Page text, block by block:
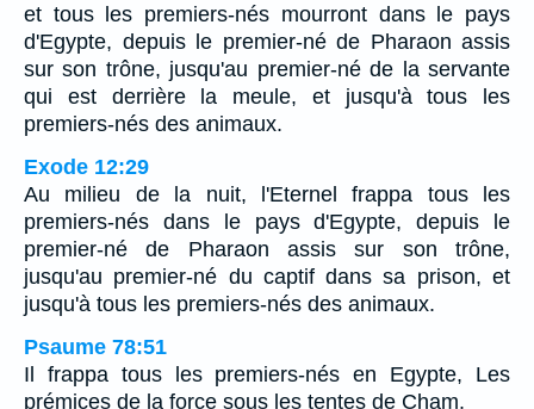
et tous les premiers-nés mourront dans le pays
d'Egypte, depuis le premier-né de Pharaon assis
sur son trône, jusqu'au premier-né de la servante
qui est derrière la meule, et jusqu'à tous les
premiers-nés des animaux.
Exode 12:29
Au milieu de la nuit, l'Eternel frappa tous les
premiers-nés dans le pays d'Egypte, depuis le
premier-né de Pharaon assis sur son trône,
jusqu'au premier-né du captif dans sa prison, et
jusqu'à tous les premiers-nés des animaux.
Psaume 78:51
Il frappa tous les premiers-nés en Egypte, Les
prémices de la force sous les tentes de Cham.